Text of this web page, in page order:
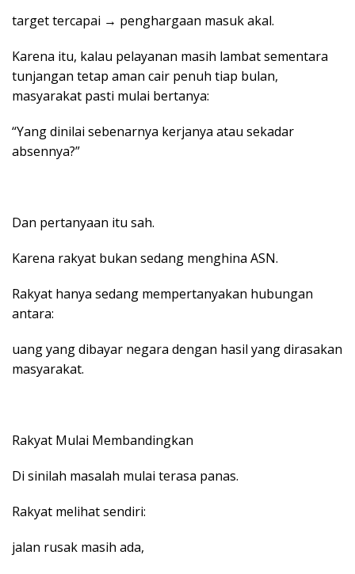
target tercapai → penghargaan masuk akal.
Karena itu, kalau pelayanan masih lambat sementara
tunjangan tetap aman cair penuh tiap bulan,
masyarakat pasti mulai bertanya:
“Yang dinilai sebenarnya kerjanya atau sekadar
absennya?”
Dan pertanyaan itu sah.
Karena rakyat bukan sedang menghina ASN.
Rakyat hanya sedang mempertanyakan hubungan
antara:
uang yang dibayar negara dengan hasil yang dirasakan
masyarakat.
Rakyat Mulai Membandingkan
Di sinilah masalah mulai terasa panas.
Rakyat melihat sendiri:
jalan rusak masih ada,